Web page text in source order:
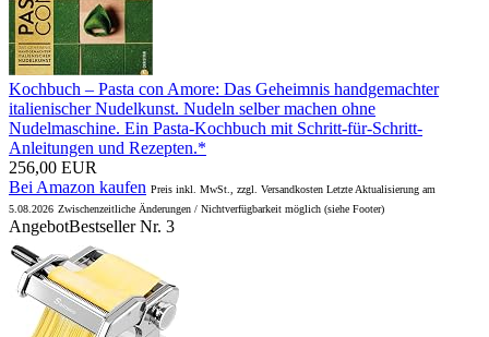
Kochbuch – Pasta con Amore: Das Geheimnis handgemachter
italienischer Nudelkunst. Nudeln selber machen ohne
Nudelmaschine. Ein Pasta-Kochbuch mit Schritt-für-Schritt-
Anleitungen und Rezepten.*
256,00 EUR
Bei Amazon kaufen Preis inkl. MwSt., zzgl. Versandkosten Letzte Aktualisierung am
5.08.2026 Zwischenzeitliche Änderungen / Nichtverfügbarkeit möglich (siehe Footer)
AngebotBestseller Nr. 3